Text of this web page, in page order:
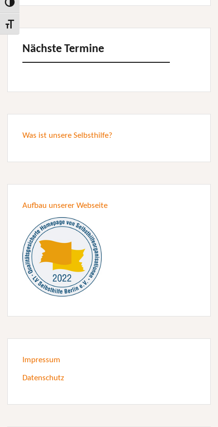
Toggle High Contrast
Toggle Font size
Nächste Termine
Was ist unsere Selbsthilfe?
Aufbau unserer Webseite
Impressum
Datenschutz